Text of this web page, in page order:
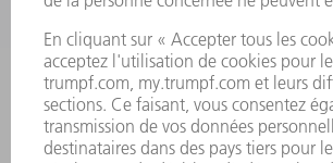
CONSEIL D'ADMINISTRATION
RAPPORT ANNUEL
PRINCIPES FONDAMENTAUX DE L'ENTREPRISE
CONFORMITÉ
SYSTÈME D'ALERTE
SÉCURITÉ
COMMUNIQUÉS DE PRESSE